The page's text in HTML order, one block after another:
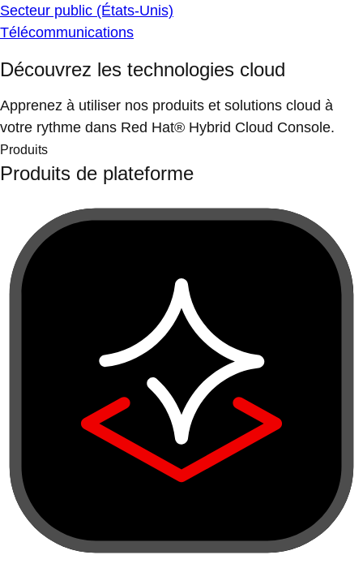
Secteur public (États-Unis)
Télécommunications
Découvrez les technologies cloud
Apprenez à utiliser nos produits et solutions cloud à
votre rythme dans Red Hat® Hybrid Cloud Console.
Produits
Produits de plateforme